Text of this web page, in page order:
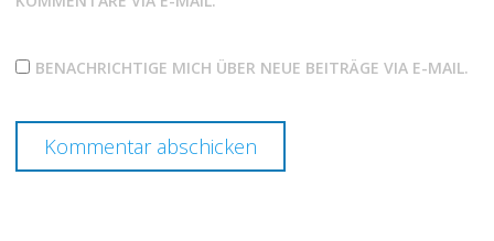
BENACHRICHTIGE MICH ÜBER NEUE BEITRÄGE VIA E-MAIL.